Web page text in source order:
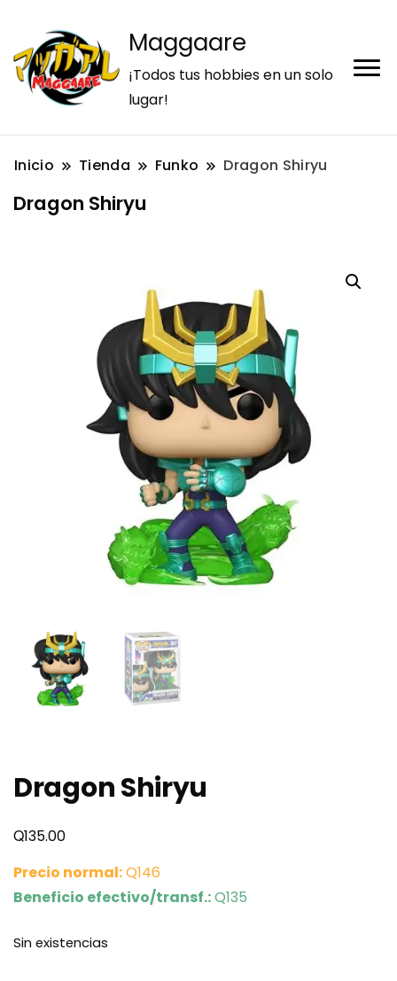
Maggaare
¡Todos tus hobbies en un solo
lugar!
Inicio Tienda Funko Dragon Shiryu
Dragon Shiryu
Dragon Shiryu
Q135.00
Precio normal:Q146
Beneficio efectivo/transf.:Q135
Sin existencias